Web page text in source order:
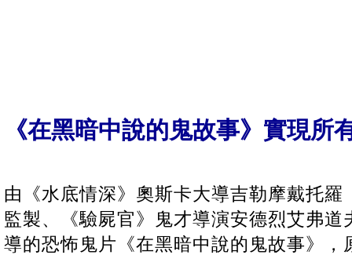
《在黑暗中說的鬼故事》實現所
由《水底情深》奧斯卡大導吉勒摩戴托
監製、《驗屍官》鬼才導演安德烈艾弗
導的恐怖鬼片《在黑暗中說的鬼故事》，